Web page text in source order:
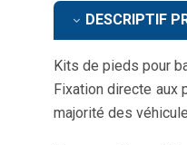
DESCRIPTIF
Kits de pieds pour
Fixation directe
majorité des